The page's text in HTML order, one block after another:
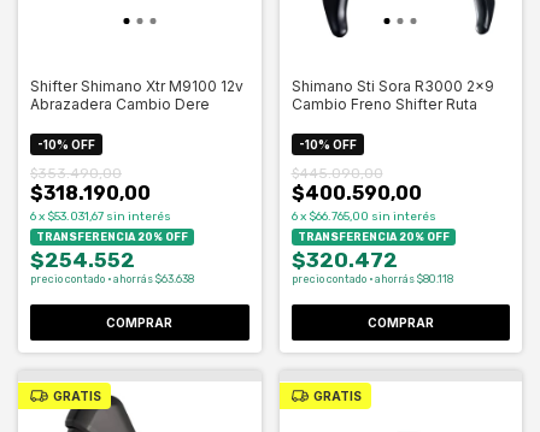
Shifter Shimano Xtr M9100 12v
Abrazadera Cambio Dere
-10% OFF
$318.190,00
$353.490,00
6x $53.031,67 sin interés
TRANSFERENCIA 20% OFF
$254.552
precio contado · ahorrás $63.638
COMPRAR
Shimano Sti Sora R3000 2x9
Cambio Freno Shifter Ruta
-10% OFF
$400.590,00
$445.090,00
6 x $66.765,00 sin interés
TRANSFERENCIA 20% OFF
$320.472
precio contado · ahorrás $80.118
GRATIS GRATIS